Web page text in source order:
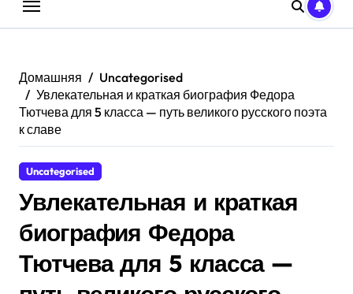
Домашняя
Uncategorised
Увлекательная и краткая биография Федора
Тютчева для 5 класса — путь великого русского поэта
к славе
Uncategorised
Увлекательная и краткая
биография Федора
Тютчева для 5 класса —